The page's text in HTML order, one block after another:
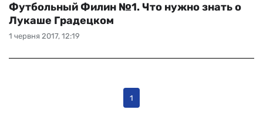
1 червня 2017, 12:19
Футбольный Филин №1. Что нужно знать о
Лукаше Градецком
1